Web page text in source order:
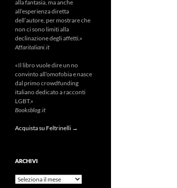
alla fantasia, ma anche
all’esperienza diretta
dell’autore, per mostrare che
non ci sono limiti alla
declinazione degli affetti.»
Affaritaliani.it
«Il libro vuole dire un no
convinto all’omofobia e nasce
dal primo crowdfunding
italiano dedicato a racconti
LGBT.»
Booksblog.it
Acquista su Feltrinelli →
ARCHIVI
Archivi